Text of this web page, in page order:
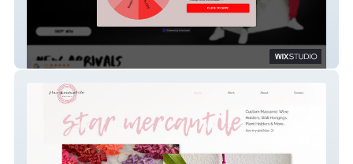
Relentless Faith